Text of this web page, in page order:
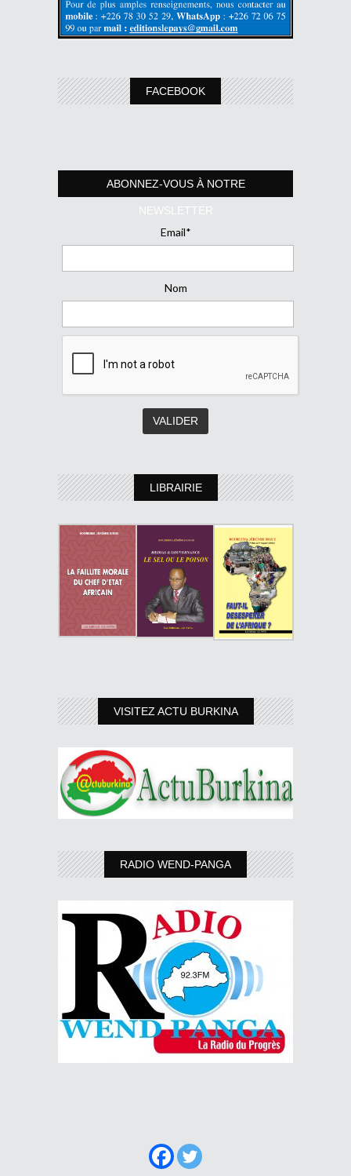
FACEBOOK
ABONNEZ-VOUS À NOTRE
NEWSLETTER
Email*
Nom
LIBRAIRIE
VISITEZ ACTU BURKINA
RADIO WEND-PANGA